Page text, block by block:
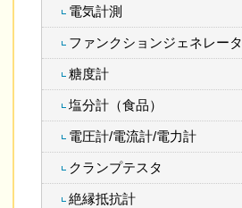
電気計測
ファンクションジェネレータ
糖度計
塩分計（食品）
電圧計/電流計/電力計
クランプテスタ
絶縁抵抗計